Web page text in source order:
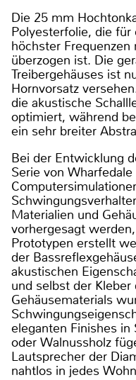
Die 25 mm
Polyesterfolie, die für
höchster
überzogen ist. Die
Treibergehäuses ist
Hornvorsatz
die akustische
optimiert, während
ein sehr breiter
Bei der Entwicklung
Serie von
Materialien und
vorhergesagt
Prototypen erstellt
der
akustischen
und selbst der
Gehäusematerials
eleganten Finishes
oder Walnussholz
Lautsprecher der
nahtlos in jedes